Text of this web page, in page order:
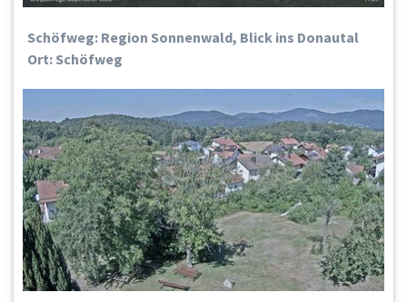
Schöfweg: Region Sonnenwald, Blick ins Donautal
Ort: Schöfweg